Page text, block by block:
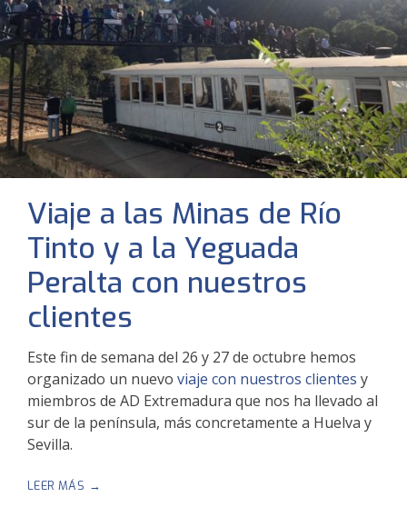
Viaje a las Minas de Río
Tinto y a la Yeguada
Peralta con nuestros
clientes
Este fin de semana del 26 y 27 de octubre hemos
organizado un nuevo viaje con nuestros clientes y
miembros de AD Extremadura que nos ha llevado al
sur de la península, más concretamente a Huelva y
Sevilla.
LEER MÁS “VIAJE